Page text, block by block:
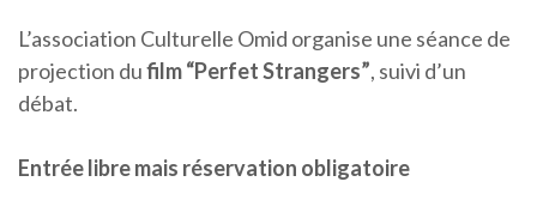
L’association Culturelle Omid organise une séance de
projection dufilm “Perfet Strangers”, suivi d’un
débat.
Entrée libre mais réservation obligatoire